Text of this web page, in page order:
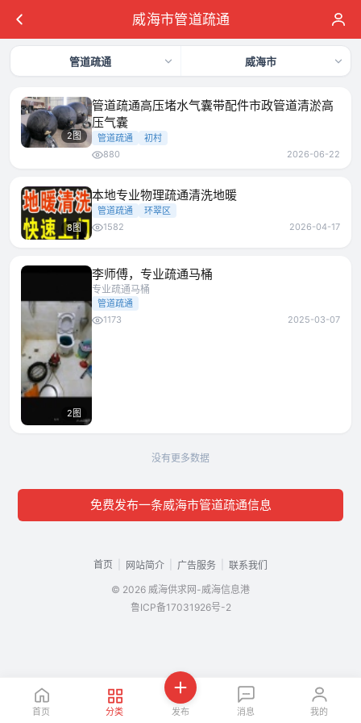
威海市管道疏通
管道疏通 威海市
2图
管道疏通高压堵水气囊带配件市政管道清淤高
压气囊
管道疏通
初村
880
2026-06-22
8图
本地专业物理疏通清洗地暖
管道疏通
环翠区
1582
2026-04-17
2图
李师傅，专业疏通马桶
专业疏通马桶
管道疏通
1173
2025-03-07
没有更多数据
免费发布一条威海市管道疏通信息
首页 网站简介 广告服务
联系我们
© 2026 威海供求网-威海信息港
鲁ICP备17031926号-2
首页 分类 发布 消息 我的